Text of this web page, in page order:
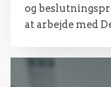
og
at arbejde med